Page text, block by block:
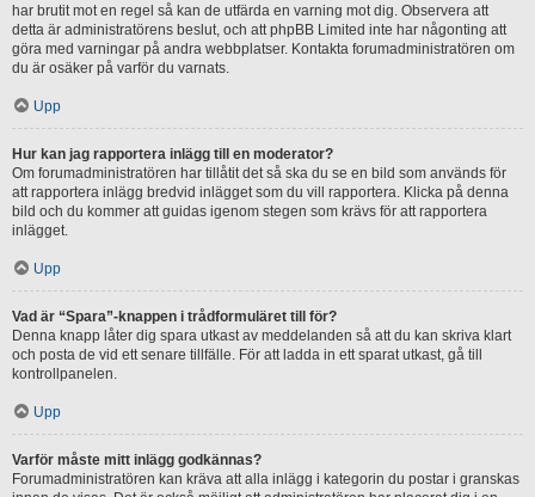
har brutit mot en regel så kan de utfärda en varning mot dig. Observera att
detta är administratörens beslut, och att phpBB Limited inte har någonting att
göra med varningar på andra webbplatser. Kontakta forumadministratören om
du är osäker på varför du varnats.
Upp
Hur kan jag rapportera inlägg till en moderator?
Om forumadministratören har tillåtit det så ska du se en bild som används för
att rapportera inlägg bredvid inlägget som du vill rapportera. Klicka på denna
bild och du kommer att guidas igenom stegen som krävs för att rapportera
inlägget.
Upp
Vad är “Spara”-knappen i trådformuläret till för?
Denna knapp låter dig spara utkast av meddelanden så att du kan skriva klart
och posta de vid ett senare tillfälle. För att ladda in ett sparat utkast, gå till
kontrollpanelen.
Upp
Varför måste mitt inlägg godkännas?
Forumadministratören kan kräva att alla inlägg i kategorin du postar i granskas